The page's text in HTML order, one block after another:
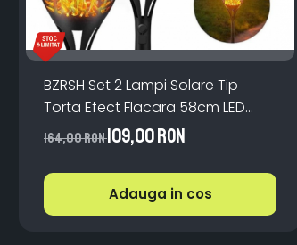
BZRSH Set 2 Lampi Solare Tip
Torta Efect Flacara 58cm LED
Gradina Terasa
164,00 RON109,00 RON
Adauga in cos